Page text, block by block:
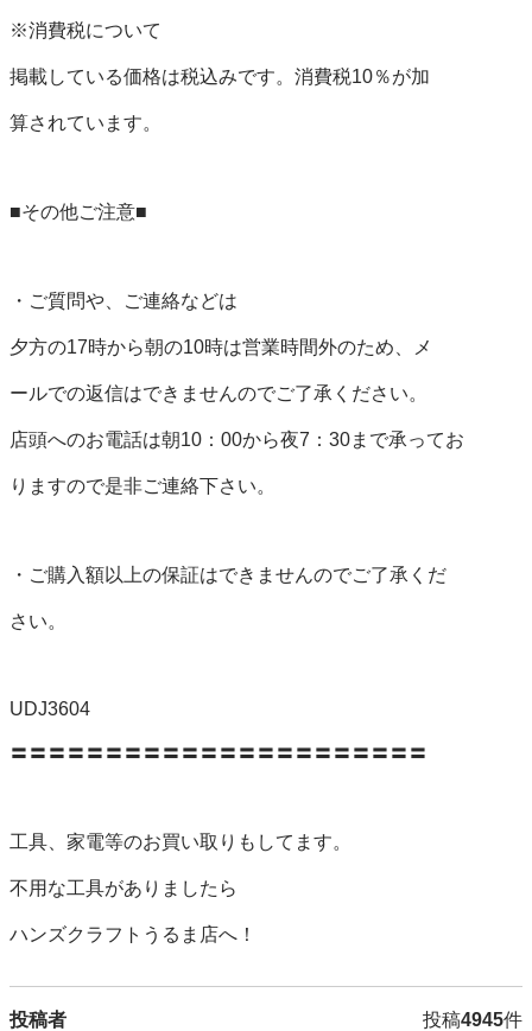
※消費税について
掲載している価格は税込みです。消費税10％が加
算されています。
■その他ご注意■
・ご質問や、ご連絡などは
夕方の17時から朝の10時は営業時間外のため、メ
ールでの返信はできませんのでご了承ください。
店頭へのお電話は朝10：00から夜7：30まで承ってお
りますので是非ご連絡下さい。
・ご購入額以上の保証はできませんのでご了承くだ
さい。
UDJ3604
〓〓〓〓〓〓〓〓〓〓〓〓〓〓〓〓〓〓〓〓〓〓
工具、家電等のお買い取りもしてます。
不用な工具がありましたら
ハンズクラフトうるま店へ！
投稿者 投稿4945件